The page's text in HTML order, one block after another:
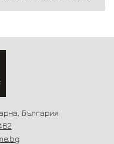
СТРОИТЕЛСТВО //
България